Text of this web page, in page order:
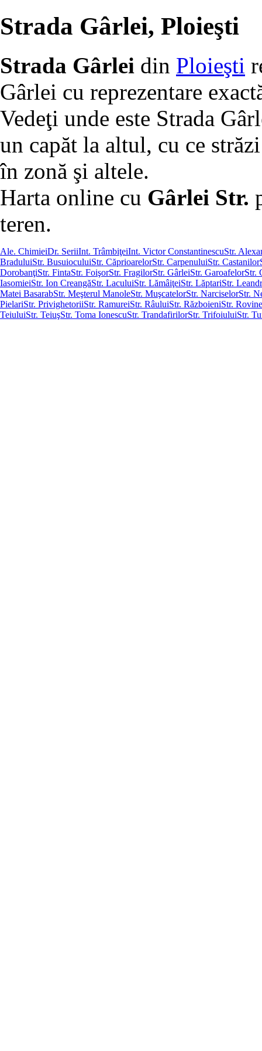
Strada Gârlei, Ploieşti
Strada Gârlei din Ploieşti
Gârlei cu reprezentare
Vedeţi unde este Strada
un capăt la altul, cu ce
în zonă şi altele.
Harta online cu Gârlei Str.
teren.
Ale. ChimieiDr. SeriiInt. TrâmbiţeiInt. Victor ConstantinescuStr.
BraduluiStr. BusuioculuiStr. CăprioarelorStr. CarpenuluiStr. Castanilor
DorobanţiStr. FintaStr. FoişorStr. FragilorStr. GârleiStr. GaroafelorStr.
IasomieiStr. Ion CreangăStr. LaculuiStr. LămâiţeiStr. LăptariStr.
Matei BasarabStr. Meşterul ManoleStr. MuşcatelorStr. NarciselorStr.
PielariStr. PrivighetoriiStr. RamureiStr. RâuluiStr. RăzboieniStr. Rovine
TeiuluiStr. TeiuşStr. Toma IonescuStr. TrandafirilorStr. TrifoiuluiStr.